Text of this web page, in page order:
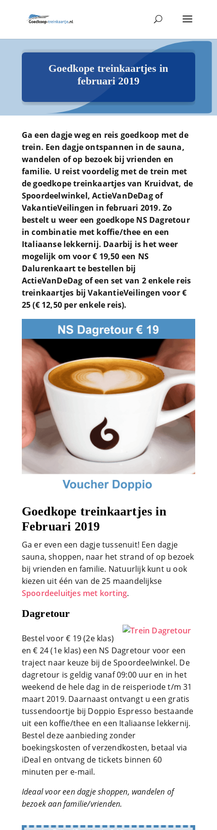
Goedkope treinkaartjes in
februari 2019
Ga een dagje weg en reis goedkoop met de
trein. Een dagje ontspannen in de sauna,
wandelen of op bezoek bij vrienden en
familie. U reist voordelig met de trein met
de goedkope treinkaartjes van Kruidvat, de
Spoordeelwinkel, ActieVanDeDag of
VakantieVeilingen in februari 2019. Zo
bestelt u weer een goedkope NS Dagretour
in combinatie met koffie/thee en een
Italiaanse lekkernij. Daarbij is het weer
mogelijk om voor € 19,50 een NS
Dalurenkaart te bestellen bij
ActieVanDeDag of een set van 2 enkele reis
treinkaartjes bij VakantieVeilingen voor €
25 (€ 12,50 per enkele reis).
Goedkope treinkaartjes in
Februari 2019
Ga er even een dagje tussenuit! Een dagje
sauna, shoppen, naar het strand of op bezoek
bij vrienden en familie. Natuurlijk kunt u ook
kiezen uit één van de 25 maandelijkse
Spoordeeluitjes met korting.
Dagretour
Bestel voor € 19 (2e klas)
en € 24 (1e klas) een NS Dagretour voor een
traject naar keuze bij de Spoordeelwinkel. De
dagretour is geldig vanaf 09:00 uur en in het
weekend de hele dag in de reisperiode t/m 31
maart 2019. Daarnaast ontvangt u een gratis
tussendoortje bij Doppio Espresso bestaande
uit een koffie/thee en een Italiaanse lekkernij.
Bestel deze aanbieding zonder
boekingskosten of verzendkosten, betaal via
iDeal en ontvang de tickets binnen 60
minuten per e-mail.
Ideaal voor een dagje shoppen, wandelen of
bezoek aan familie/vrienden.